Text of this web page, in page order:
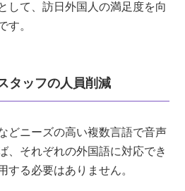
して、訪日外国人の満足度を向
す。
タッフの人員削減
どニーズの高い複数言語で音声
、それぞれの外国語に対応でき
する必要はありません。